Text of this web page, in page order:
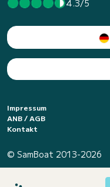
4.3/5
Impressum
ANB / AGB
Kontakt
© SamBoat 2013-2026